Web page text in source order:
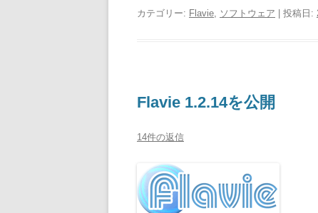
カテゴリー: Flavie, ソフトウェア | 投稿日:
Flavie 1.2.14を公開
14件の返信